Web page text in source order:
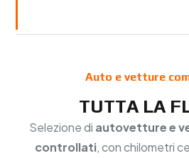
Auto e vetture
TUTTA LA
Selezione di autovetture e
controllati, con chilometri